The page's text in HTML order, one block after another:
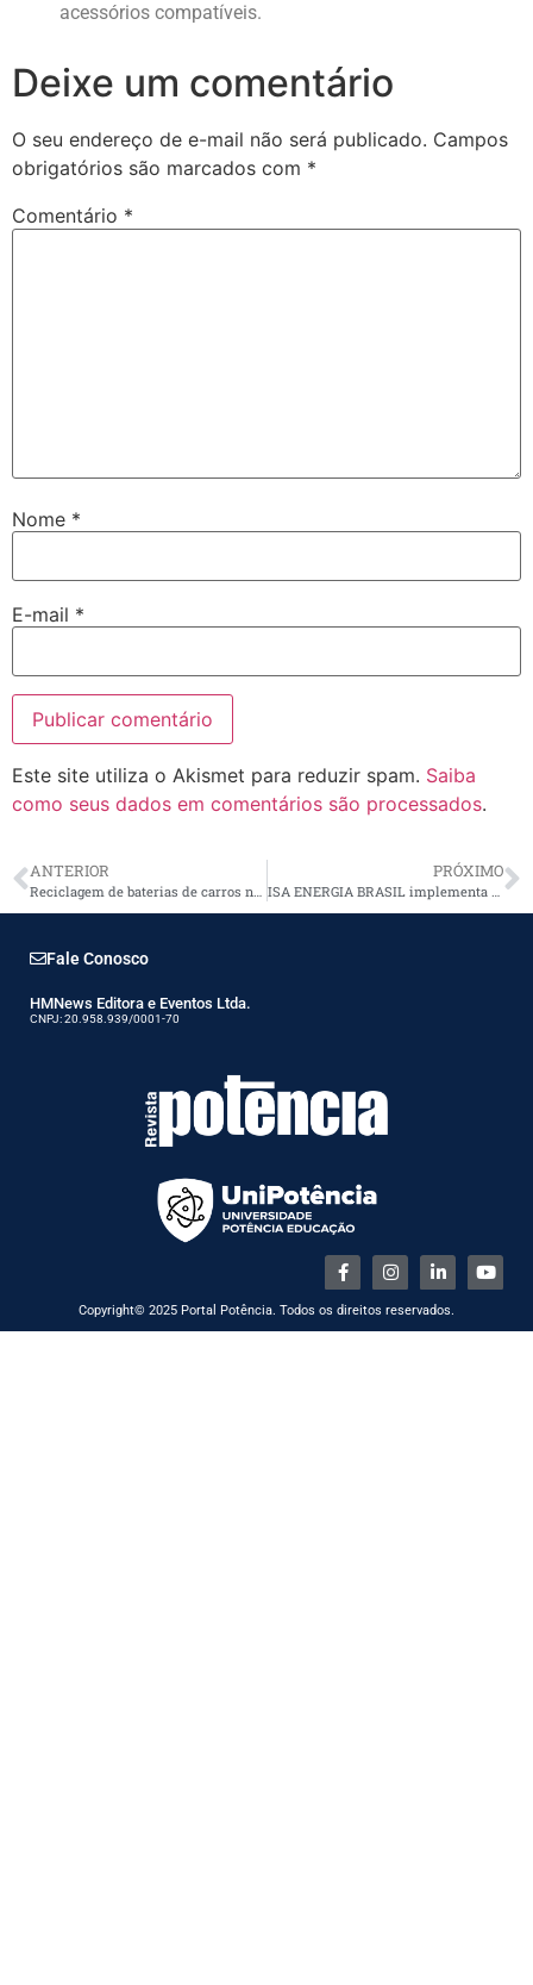
acessórios compatíveis.
Deixe um comentário
O seu endereço de e-mail não será publicado. Campos
obrigatórios são marcados com *
Comentário *
Nome *
E-mail *
Este site utiliza o Akismet para reduzir spam. Saiba
como seus dados em comentários são processados.
ANTERIOR PRÓXIMO
Fale Conosco
HMNews Editora e Eventos Ltda.
CNPJ: 20.958.939/0001-70
Copyright© 2025 Portal Potência. Todos os direitos reservados.